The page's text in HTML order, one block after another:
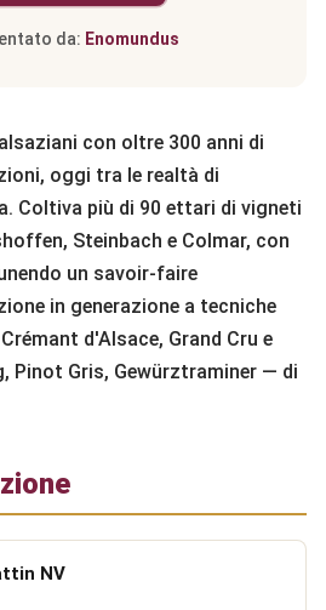
da: Enomundus
con oltre 300 anni di
oggi tra le realtà di
Coltiva più di 90 ettari di vigneti
Steinbach e Colmar, con
un savoir-faire
in generazione a tecniche
d'Alsace, Grand Cru e
Pinot Gris, Gewürztraminer — di
NV